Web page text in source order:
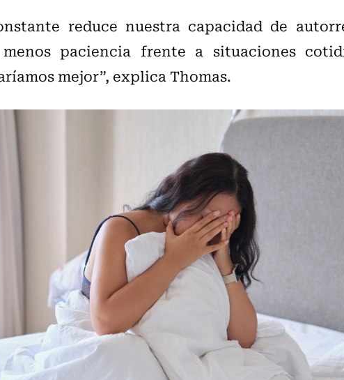
reduce nuestra capacidad de
menos paciencia frente a situaciones
mejor”, explica Thomas.